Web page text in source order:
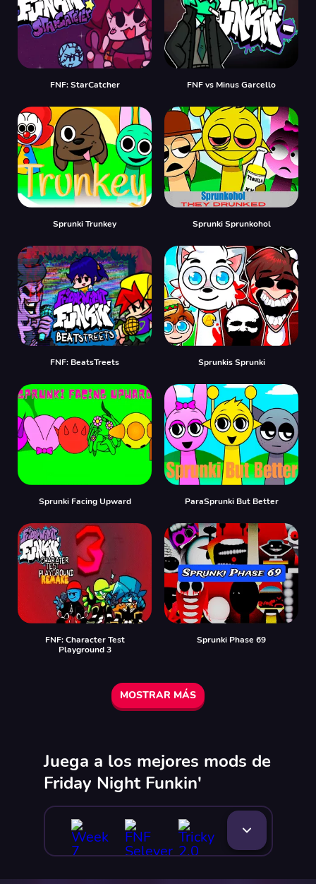
FNF: StarCatcher FNF vs Minus Garcello
Sprunki Trunkey Sprunki Sprunkohol
FNF: BeatsTreets Sprunkis Sprunki
Sprunki Facing Upward ParaSprunki But Better
FNF: Character Test
Playground 3
Sprunki Phase 69
MOSTRAR MÁS
Juega a los mejores mods de
Friday Night Funkin'